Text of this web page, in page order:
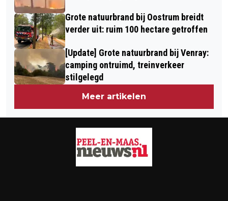
Grote natuurbrand bij Oostrum breidt
verder uit: ruim 100 hectare getroffen
[Update] Grote natuurbrand bij Venray:
camping ontruimd, treinverkeer
stilgelegd
Meer artikelen